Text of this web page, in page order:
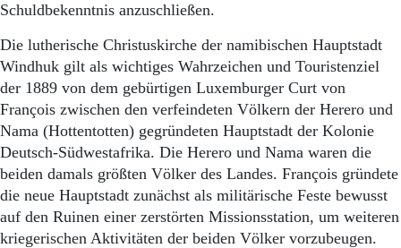
Start
Wer wir sind
Aktuelle Ausgabe
Abonnenten-Login
Abonnent werden
Abo Prämien
Archiv
Mediadaten
Kontakt
Impressum
Datenschutz
Schuldbekenntnis anzuschließen.
Die lutherische Christuskirche der namibischen Hauptstadt
Windhuk gilt als wichtiges Wahrzeichen und Touristenziel
der 1889 von dem gebürtigen Luxemburger Curt von
François zwischen den verfeindeten Völkern der Herero und
Nama (Hottentotten) gegründeten Hauptstadt der Kolonie
Deutsch-Südwestafrika. Die Herero und Nama waren die
beiden damals größten Völker des Landes. François gründete
die neue Hauptstadt zunächst als militärische Feste bewusst
auf den Ruinen einer zerstörten Missionsstation, um weiteren
kriegerischen Aktivitäten der beiden Völker vorzubeugen.